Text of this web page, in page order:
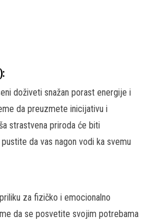
doživeti snažan porast energije i
da preuzmete inicijativu i
strastvena priroda će biti
da vas nagon vodi ka svemu
za fizičko i emocionalno
da se posvetite svojim potrebama